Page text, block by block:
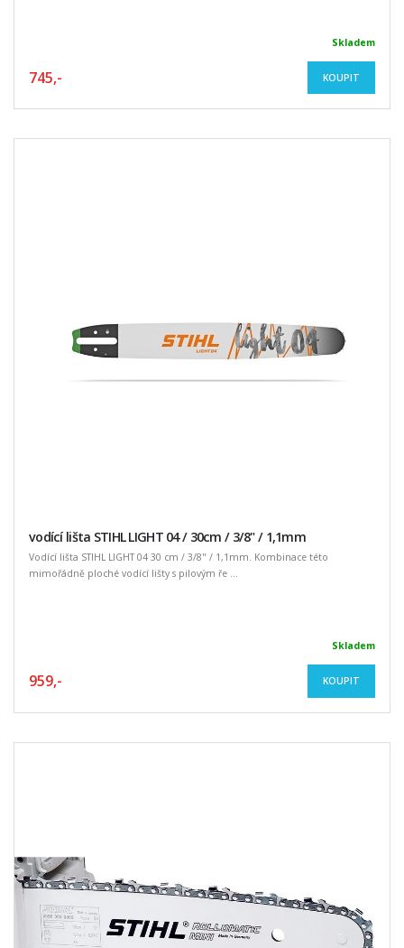
Skladem
745,- KOUPIT
vodící lišta STIHL LIGHT 04 / 30cm / 3/8" / 1,1mm
Vodící lišta STIHL LIGHT 04 30 cm / 3/8" / 1,1mm. Kombinace této
mimořádně ploché vodící lišty s pilovým ře ...
Skladem
959,- KOUPIT